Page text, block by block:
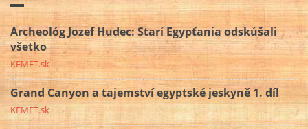
Archeológ Jozef Hudec: Starí Egypťania odskúšali
všetko
KEMET.sk
Grand Canyon a tajemství egyptské jeskyně 1. díl
KEMET.sk